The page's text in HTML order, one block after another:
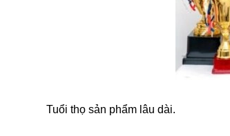
Tuổi thọ sản phẩm lâu dài.